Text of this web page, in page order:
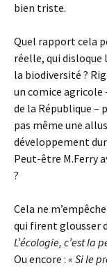
bien triste.
Quel rapport cela
réelle, qui disloque
la biodiversité ?
un comice agricole
de la République –
pas même une
développement
Peut-être M.Ferry
?
Cela ne
qui firent glousser
L’écologie, c’est la
Ou encore : « Si le